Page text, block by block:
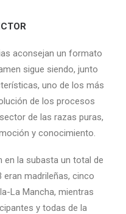
aconsejan un formato
sigue siendo, junto
uno de los más
de los procesos
de las razas puras,
y conocimiento.
en la subasta un total de
eran madrileñas, cinco
La Mancha, mientras
y todas de la